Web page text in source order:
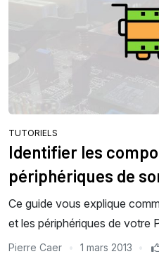
TUTORIELS
Identifier les
périphériques de
Ce guide vous explique
et les périphériques de votre
Pierre Caer 1 mars 2013